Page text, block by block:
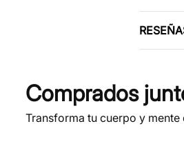
Comprados
Transforma tu cuerpo y